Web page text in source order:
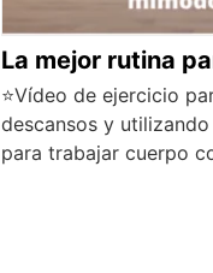
La mejor rutina
⭐Vídeo de ejercicio
descansos y
para trabajar cuerpo